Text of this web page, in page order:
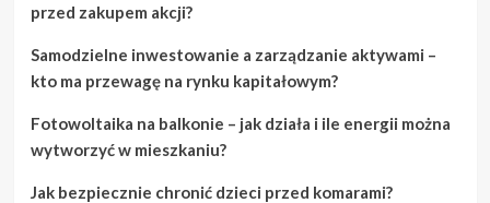
przed zakupem akcji?
Samodzielne inwestowanie a zarządzanie aktywami –
kto ma przewagę na rynku kapitałowym?
Fotowoltaika na balkonie – jak działa i ile energii można
wytworzyć w mieszkaniu?
Jak bezpiecznie chronić dzieci przed komarami?